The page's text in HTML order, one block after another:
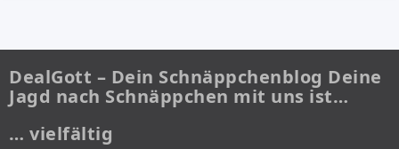
DealGott – Dein Schnäppchenblog Deine
Jagd nach Schnäppchen mit uns ist…
… vielfältig